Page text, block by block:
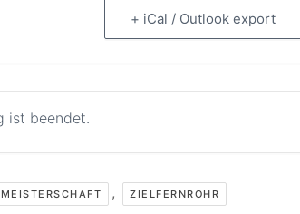
+ iCal / Outlook export
ist beendet.
, ZIELFERNROHR